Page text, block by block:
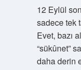
12 Eylül
sadece tek
Evet, bazı
“sükûnet”
daha derin